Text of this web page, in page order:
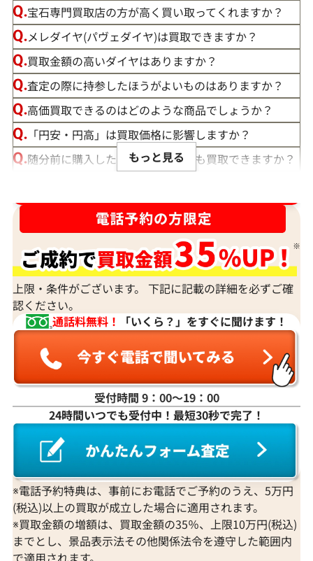
宝石専門買取店の方が高く買い取ってくれますか？
メレダイヤ(パヴェダイヤ)は買取できますか？
買取金額の高いダイヤはありますか？
査定の際に持参したほうがよいものはありますか？
高価買取できるのはどのような商品でしょうか？
「円安・円高」は買取価格に影響しますか？
随分前に購入したダイヤモンドでも買取できますか？
宝石の大きさは買取価格に影響する？
ダイヤモンドの買取価格には、どんなことが影響しま
すか？
身分証明書がなぜ必要？
もっと見る
上限・条件がございます。 下記に記載の詳細を必ずご確
認ください。
通話料無料！
「いくら？」をすぐに聞けます！
受付時間 9：00〜19：00
24時間いつでも受付中！最短30秒で完了！
※電話予約特典は、事前にお電話でご予約のうえ、5万円
(税込)以上の買取が成立した場合に適用されます。
※買取金額の増額は、買取金額の35％、上限10万円(税込)
までとし、景品表示法その他関係法令を遵守した範囲内
で適用されます。